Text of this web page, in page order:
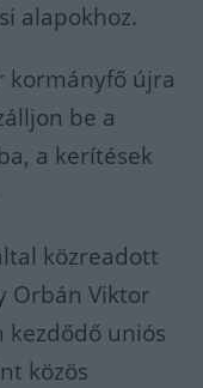
alapokhoz.
kormányfő újra
be a
a kerítések
közreadott
Orbán Viktor
uniós
közös